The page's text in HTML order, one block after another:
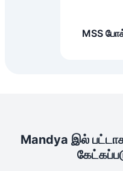
MSS
Mandya இல்